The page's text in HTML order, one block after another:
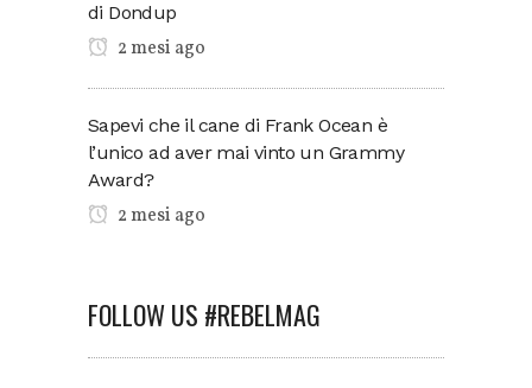
di Dondup
2 mesi ago
Sapevi che il cane di Frank Ocean è
l’unico ad aver mai vinto un Grammy
Award?
2 mesi ago
FOLLOW US #REBELMAG